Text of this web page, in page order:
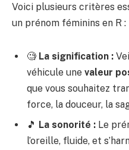
Voici plusieurs critères
un prénom féminins en R :
🧐 La signification :
véhicule une valeur
que vous souhaitez
force, la douceur, la
🎵 La sonorité : Le
l’oreille, fluide, et